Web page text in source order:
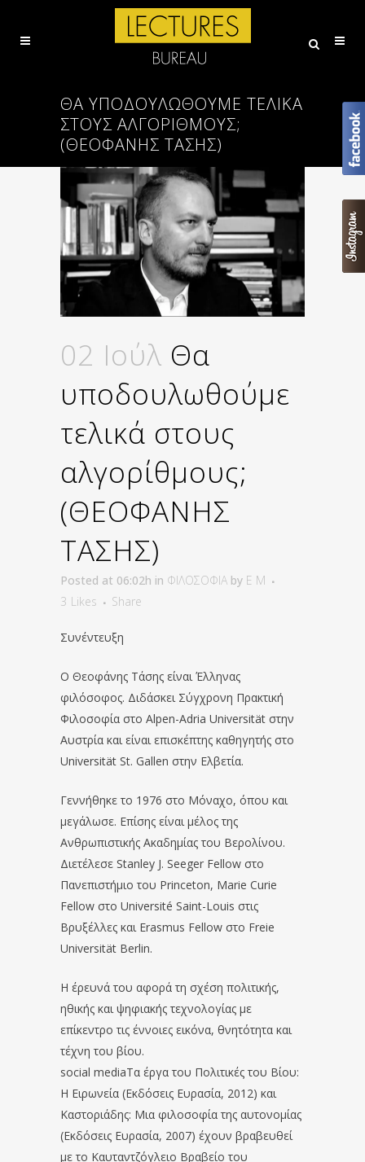
ΘΑ ΥΠΟΔΟΥΛΩΘΟΎΜΕ ΤΕΛΙΚΆ
ΣΤΟΥΣ ΑΛΓΟΡΊΘΜΟΥΣ;
(ΘΕΟΦΑΝΗΣ ΤΑΣΗΣ)
02 Ιούλ Θα
υποδουλωθούμε
τελικά στους
αλγορίθμους;
(ΘΕΟΦΑΝΗΣ
ΤΑΣΗΣ)
Posted at 06:02h in ΦΙΛΟΣΟΦΙΑ by E M
3 Likes Share
Συνέντευξη
Ο Θεοφάνης Τάσης είναι Έλληνας
φιλόσοφος. Διδάσκει Σύγχρονη Πρακτική
Φιλοσοφία στο Alpen-Adria Universität στην
Αυστρία και είναι επισκέπτης καθηγητής στο
Universität St. Gallen στην Ελβετία.
Γεννήθηκε το 1976 στο Μόναχο, όπου και
μεγάλωσε. Επίσης είναι μέλος της
Ανθρωπιστικής Ακαδημίας του Βερολίνου.
Διετέλεσε Stanley J. Seeger Fellow στο
Πανεπιστήμιο του Princeton, Marie Curie
Fellow στο Université Saint-Louis στις
Βρυξέλλες και Erasmus Fellow στο Freie
Universität Berlin.
Η έρευνά του αφορά τη σχέση πολιτικής,
ηθικής και ψηφιακής τεχνολογίας με
επίκεντρο τις έννοιες εικόνα, θνητότητα και
τέχνη του βίου.
social mediaΤα έργα του Πολιτικές του Βίου:
Η Ειρωνεία (Εκδόσεις Ευρασία, 2012) και
Καστοριάδης: Μια φιλοσοφία της αυτονομίας
(Εκδόσεις Ευρασία, 2007) έχουν βραβευθεί
με το Καυταντζόγλειο Βραβείο του